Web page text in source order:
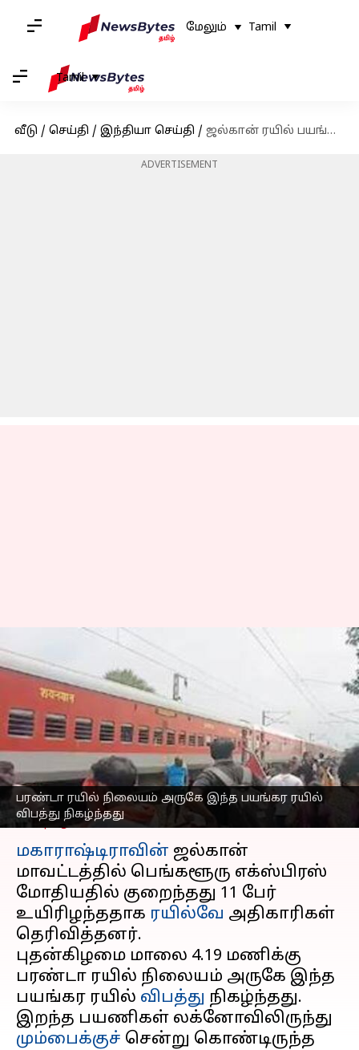
மேலும் Tamil
Tamil
வீடு / செய்தி / இந்தியா செய்தி / ஜல்கான் ரயில் பயங்கரம்: தீ விபத்துக்கு பயந்து குதித்த 11 பயணிகள் மீது மற்றொரு ரயில் மோதியது
ADVERTISEMENT
பரண்டா ரயில் நிலையம் அருகே இந்த பயங்கர ரயில்
விபத்து நிகழ்ந்தது
ஜல்கான் ரயில் பயங்கரம்:
தீ விபத்துக்கு பயந்து
குதித்த 11 பயணிகள் மீது
மற்றொரு ரயில்
மோதியது
எழுதியவர் Venkatalakshmi V Jan 22, 2025 07:10 pm
செய்தி முன்னோட்டம்
மகாராஷ்டிராவின் ஜல்கான்
மாவட்டத்தில் பெங்களூரு எக்ஸ்பிரஸ்
மோதியதில் குறைந்தது 11 பேர்
உயிரிழந்ததாக ரயில்வே அதிகாரிகள்
தெரிவித்தனர்.
புதன்கிழமை மாலை 4.19 மணிக்கு
பரண்டா ரயில் நிலையம் அருகே இந்த
பயங்கர ரயில் விபத்து நிகழ்ந்தது.
இறந்த பயணிகள் லக்னோவிலிருந்து
மும்பைக்குச் சென்று கொண்டிருந்த